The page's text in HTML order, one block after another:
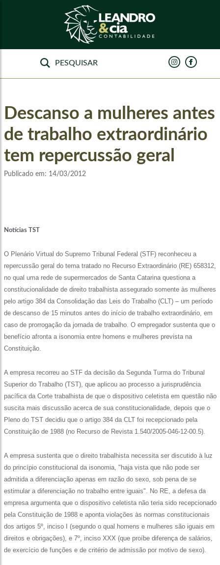
Descanso a mulheres antes
de trabalho extraordinário
tem repercussão geral
Publicado em: 14/03/2012
Notícias TST
O Plenário Virtual do Supremo Tribunal Federal (STF) reconheceu a
repercussão geral do tema tratado no Recurso Extraordinário (RE) 658312,
no qual uma rede de supermercados de Santa Catarina questiona a
constitucionalidade de direito trabalhista assegurado somente às mulheres
pelo artigo 384 da Consolidação das Leis do Trabalho (CLT) – um período
de descanso de 15 minutos antes do início de trabalho extraordinário, em
caso de prorrogação da jornada de trabalho. O empregador sustenta que o
benefício afronta a isonomia entre homens e mulheres prevista na
Constituição.
A empresa recorreu ao STF da decisão da Segunda Turma do Tribunal
Superior do Trabalho (TST), que aplicou ao processo a jurisprudência
pacífica da Corte trabalhista de que o dispositivo celetista em questão não
suscita mais discussão acerca de sua constitucionalidade, depois que o
Pleno do TST decidiu que o artigo 384 da CLT foi recepcionado pela
Constituição de 1988 (no Recurso de Revista 1.540/2005-046-12-00.5).
A empresa sustenta que o direito trabalhista necessita ser discutido à luz
do princípio constitucional da isonomia, "haja vista que não pode ser
admitida a diferenciação apenas em razão do sexo, sob pena de se
estimular a diferenciação no trabalho entre iguais". No RE, a defesa da
empresa argumenta que o dispositivo celetista não teria sido recepcionado
pela Constituição de 1988 e aponta violações às normas constitucionais
dos artigos 5º, inciso I (segundo o qual homens e mulheres são iguais em
direitos e obrigações), e 7º, inciso XXX (que proíbe diferença de salários,
de exercício de funções e de critério de admissão por motivo de sexo).